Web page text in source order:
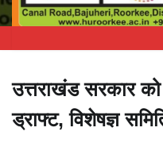
उत्तराखंड सरकार
ड्राफ्ट, विशेषज्ञ